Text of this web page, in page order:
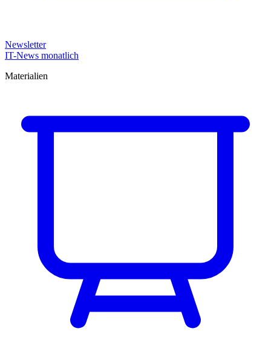
Newsletter
IT-News monatlich
Materialien